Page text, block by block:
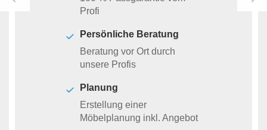
Profi
Persönliche Beratung
Beratung vor Ort durch
unsere Profis
Planung
Erstellung einer
Möbelplanung inkl. Angebot